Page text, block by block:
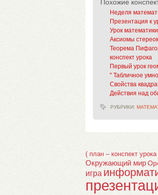
Похожие
Неделя
Презентация к
Урок
Аксиомы
Теорема
конспект урока
Первый урок
" Табличное
Свойства
Действия над
РУБРИКИ:
( план – конспект урока
Окружающий мир
игра